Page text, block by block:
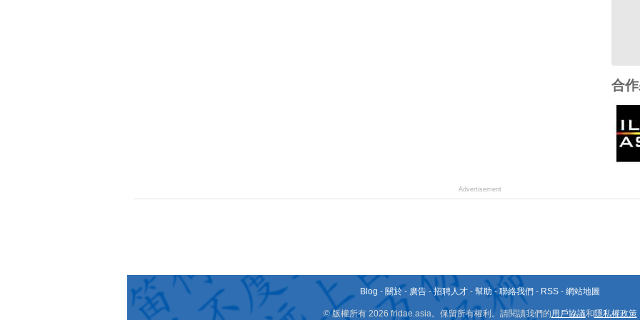
合
Advertisement
Blog - 關於 - 廣告 -招聘人才 - 幫助- 聯絡我們 - RSS - 網站地圖
© 版權所有 2026 fridae.asia。保留所有權利。請閱讀我們的用戶協議和隱私權政策